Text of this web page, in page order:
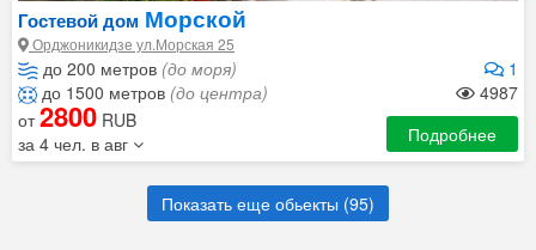
Гостевой дом Морской
Орджоникидзе ул.Морская 25
до 200 метров (до моря)
1
до 1500 метров (до центра)
4987
от2800 RUB
за 4 чел. в авг
Подробнее
Показать еще обьекты (95)